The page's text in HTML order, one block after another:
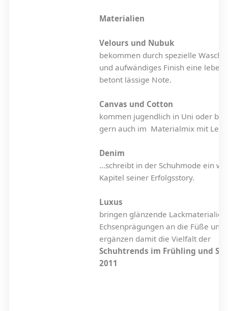
Materialien
Velours und Nubuk
bekommen durch spezielle
und aufwändiges Finish eine
betont lässige Note.
Canvas und Cotton
kommen jugendlich in Uni oder
gern auch im Materialmix mit
Denim
...schreibt in der Schuhmode ein
Kapitel seiner Erfolgsstory.
Luxus
bringen glänzende
Echsenprägungen an die Füße und
ergänzen damit die Vielfalt der
Schuhtrends im Frühling und
2011